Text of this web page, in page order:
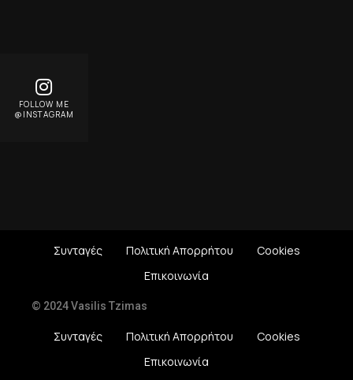
FOLLOW ME
@INSTAGRAM
Συνταγές Πολιτική Απορρήτου
Cookies
Επικοινωνία
© 2024 Vasilis Tzimas
Συνταγές Πολιτική Απορρήτου
Cookies
Επικοινωνία